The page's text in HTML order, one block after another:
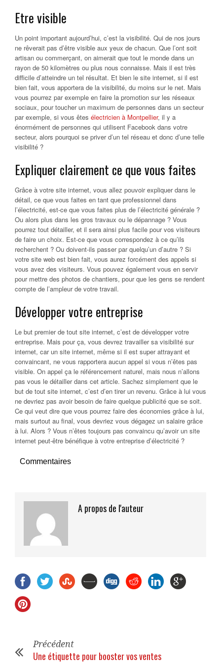
Etre visible
Un point important aujourd’hui, c’est la visibilité. Qui de nos jours
ne rêverait pas d’être visible aux yeux de chacun. Que l’ont soit
artisan ou commerçant, on aimerait que tout le monde dans un
rayon de 50 kilomètres ou plus nous connaisse. Mais il est très
difficile d’atteindre un tel résultat. Et bien le site internet, si il est
bien fait, vous apportera de la visibilité, du moins sur le net. Mais
vous pourrez par exemple en faire la promotion sur les réseaux
sociaux, pour toucher un maximum de personnes dans un secteur
par exemple, si vous êtes électricien à Montpellier, il y a
énormément de personnes qui utilisent Facebook dans votre
secteur, alors pourquoi se priver d’un tel réseau et donc d’une telle
visibilité ?
Expliquer clairement ce que vous faites
Grâce à votre site internet, vous allez pouvoir expliquer dans le
détail, ce que vous faites en tant que professionnel dans
l’électricité, est-ce que vous faites plus de l’électricité générale ?
Ou alors plus dans les gros travaux ou le dépannage ? Vous
pourrez tout détailler, et il sera ainsi plus facile pour vos visiteurs
de faire un choix. Est-ce que vous correspondez à ce qu’ils
recherchent ? Ou doivent-ils passer par quelqu’un d’autre ? Si
votre site web est bien fait, vous aurez forcément des appels si
vous avez des visiteurs. Vous pouvez également vous en servir
pour mettre des photos de chantiers, pour que les gens se rendent
compte de l’ampleur de votre travail.
Développer votre entreprise
Le but premier de tout site internet, c’est de développer votre
entreprise. Mais pour ça, vous devrez travailler sa visibilité sur
internet, car un site internet, même si il est super attrayant et
convaincant, ne vous rapportera aucun appel si vous n’êtes pas
visible. On appel ça le référencement naturel, mais nous n’allons
pas vous le détailler dans cet article. Sachez simplement que le
but de tout site internet, c’est d’en tirer un revenu. Grâce à lui vous
ne devriez pas avoir besoin de faire quelque publicité que se soit.
Ce qui veut dire que vous pourrez faire des économies grâce à lui,
mais surtout au final, vous devriez vous dégagez un salaire grâce
à lui. Alors ? Vous n’êtes toujours pas convaincu qu’avoir un site
internet peut-être bénéfique à votre entreprise d’électricité ?
Commentaires
A propos de l'auteur
Précédent
Une étiquette pour booster vos ventes